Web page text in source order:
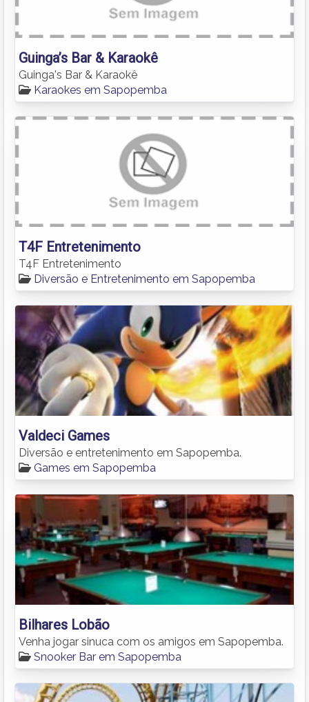
Guinga’s Bar & Karaokê
Guinga's Bar & Karaokê
Karaokes em Sapopemba
T4F Entretenimento
T4F Entretenimento
Diversão e Entretenimento em Sapopemba
Valdeci Games
Diversão e entretenimento em Sapopemba.
Games em Sapopemba
Bilhares Lobão
Venha jogar sinuca com os amigos em Sapopemba.
Snooker Bar em Sapopemba